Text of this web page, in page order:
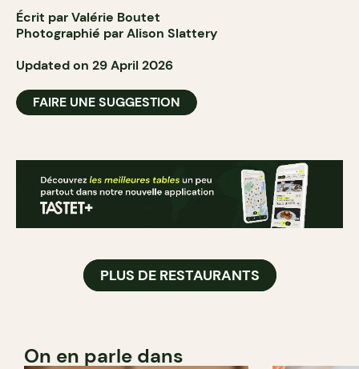
Écrit par Valérie Boutet
Photographié par Alison Slattery
Updated on 29 April 2026
FAIRE UNE SUGGESTION
PLUS DE RESTAURANTS
On en parle dans